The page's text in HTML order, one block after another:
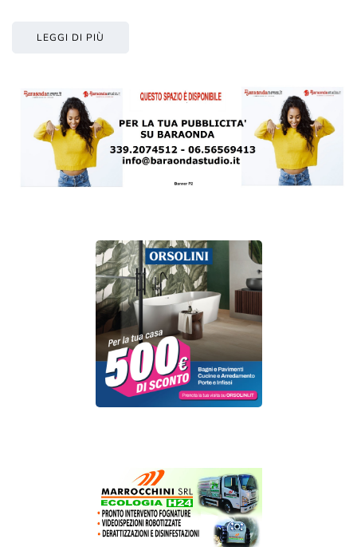
LEGGI DI PIÙ